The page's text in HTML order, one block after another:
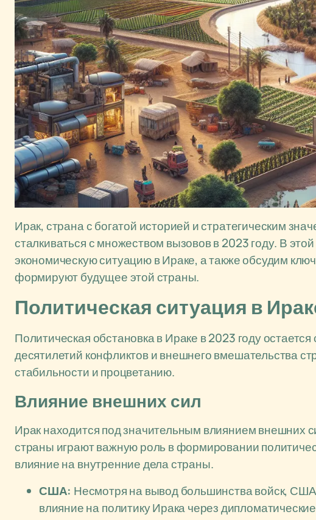
Ирак, страна с богатой историей и стратегическим
сталкиваться с множеством вызовов в 2023 году. В
экономическую ситуацию в Ираке, а также обсудим
формируют будущее этой страны.
Политическая ситуация в
Политическая обстановка в Ираке в 2023 году
десятилетий конфликтов и внешнего вмешательства
стабильности и процветанию.
Влияние внешних сил
Ирак находится под значительным влиянием внешних
страны играют важную роль в формировании
влияние на внутренние дела страны.
США: Несмотря на вывод большинства войск,
влияние на политику Ирака через